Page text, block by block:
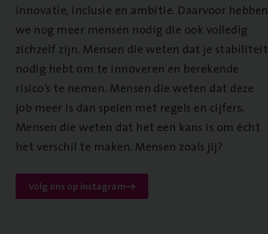
innovatie, inclusie en ambitie. Daarvoor hebben
we nog meer mensen nodig die ook volledig
zichzelf zijn. Mensen die weten dat je stabiliteit
nodig hebt om te innoveren en berekende
risico’s te nemen. Mensen die weten dat deze
job meer is dan spelen met regels en cijfers.
Mensen die weten dat het een kans is om écht
het verschil te maken. Mensen zoals jij?
Volg ons op instagram